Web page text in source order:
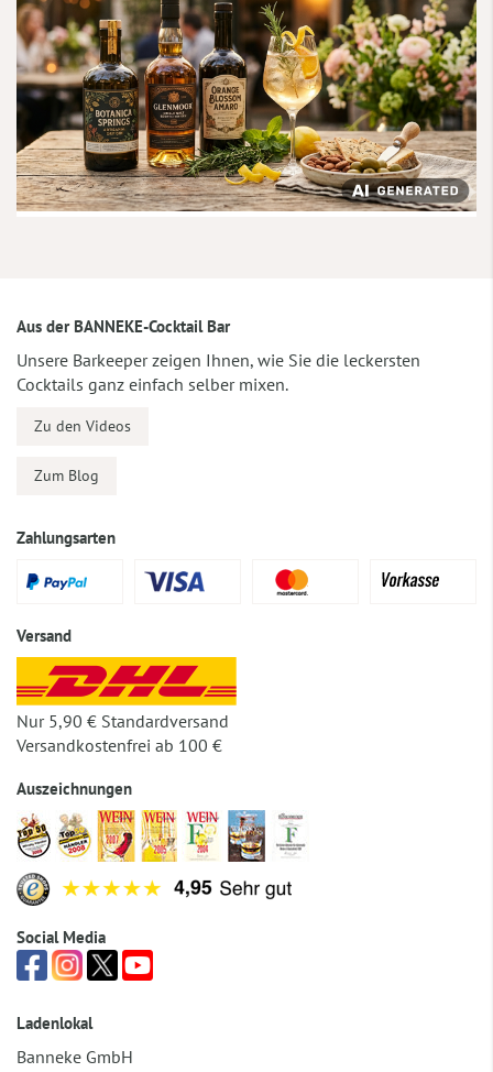
Aus der BANNEKE-Cocktail Bar
Unsere Barkeeper zeigen Ihnen, wie Sie die leckersten
Cocktails ganz einfach selber mixen.
Zu den Videos
Zum Blog
Zahlungsarten
Versand
Nur 5,90 € Standardversand
Versandkostenfrei ab 100 €
Auszeichnungen
Social Media
Ladenlokal
Banneke GmbH